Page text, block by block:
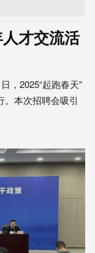
才交流活
2025“起跑春天”
本次招聘会吸引